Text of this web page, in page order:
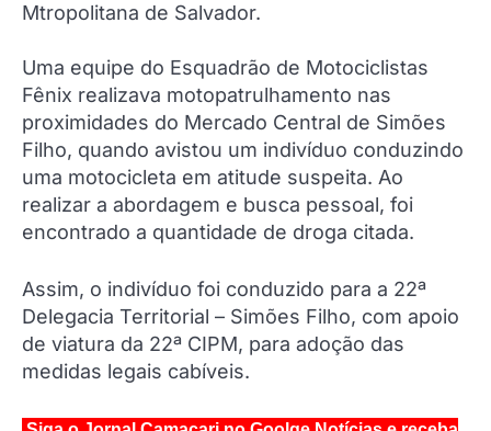
Mtropolitana de Salvador.
Uma equipe do Esquadrão de Motociclistas
Fênix realizava motopatrulhamento nas
proximidades do Mercado Central de Simões
Filho, quando avistou um indivíduo conduzindo
uma motocicleta em atitude suspeita. Ao
realizar a abordagem e busca pessoal, foi
encontrado a quantidade de droga citada.
Assim, o indivíduo foi conduzido para a 22ª
Delegacia Territorial – Simões Filho, com apoio
de viatura da 22ª CIPM, para adoção das
medidas legais cabíveis.